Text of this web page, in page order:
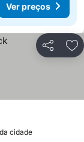
Ver preços
Partilhar
cidade